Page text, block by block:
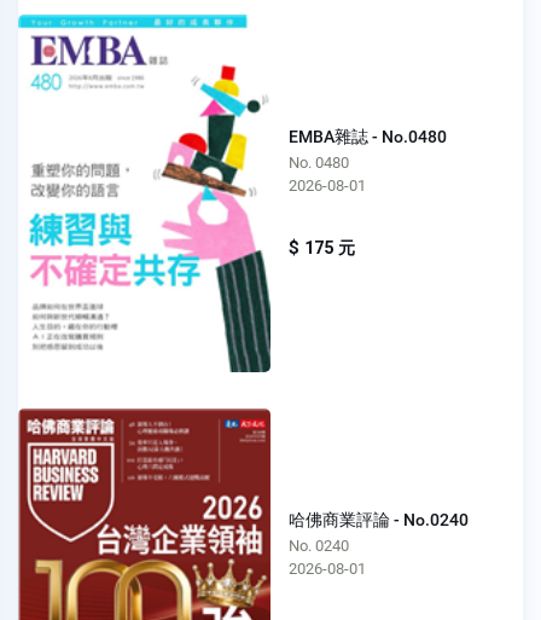
EMBA雜誌 - No.0480
No. 0480
2026-08-01
$ 175 元
哈佛商業評論 - No.0240
No. 0240
2026-08-01